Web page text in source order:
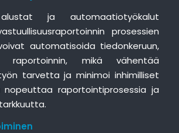
ja automaatiotyökalut
prosessien
automatisoida tiedonkeruun,
raportoinnin, mikä vähentää
tarvetta ja minimoi inhimilliset
nopeuttaa raportointiprosessia ja